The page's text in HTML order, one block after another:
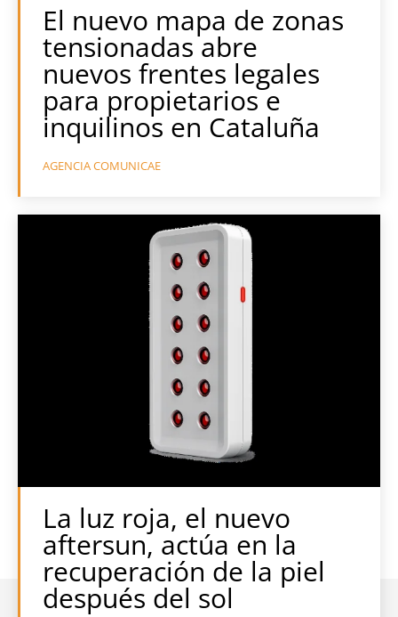
El nuevo mapa de zonas
tensionadas abre
nuevos frentes legales
para propietarios e
inquilinos en Cataluña
AGENCIA COMUNICAE
La luz roja, el nuevo
aftersun, actúa en la
recuperación de la piel
después del sol